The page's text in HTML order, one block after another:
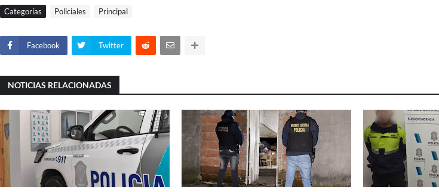
Categorías Policiales Principal
Facebook Twitter
NOTICIAS RELACIONADAS